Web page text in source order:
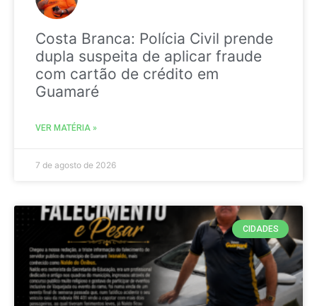
Costa Branca: Polícia Civil prende
dupla suspeita de aplicar fraude
com cartão de crédito em
Guamaré
VER MATÉRIA »
7 de agosto de 2026
CIDADES